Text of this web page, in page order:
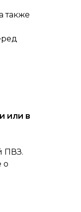
также
или в
ПВЗ.
о